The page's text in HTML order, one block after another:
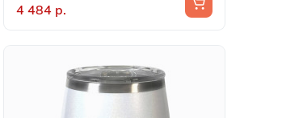
4 484 р.